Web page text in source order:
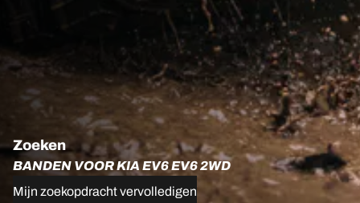
Zoeken
BANDEN VOOR KIA EV6 EV6 2WD
Mijn zoekopdracht vervolledigen